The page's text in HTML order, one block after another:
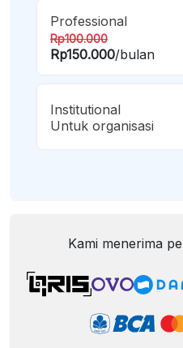
Professional
Rp100.000
Rp150.000/bulan
Institutional
Untuk organisasi
Kami menerima